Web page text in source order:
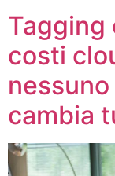
Tagging
costi
cambia